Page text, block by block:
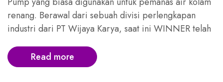
renang. Berawal dari sebuah divisi perlengkapan
industri dari PT Wijaya Karya, saat ini WINNER telah
Read more